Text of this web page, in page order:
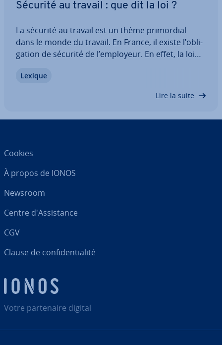
Sécurité au travail : que dit la loi ?
La sécurité au travail est un thème pri­mor­dial
dans le monde du travail. En France, il existe l’obli­
ga­tion de sécurité de l’employeur. En effet, la loi
aux­quelles les em­ployeurs doivent se soumettre.
Lexique
Lire la suite
Votre par­te­naire digital
Cookies
À propos de IONOS
Newsroom
Centre d'As­sis­tance
CGV
Clause de con­fi­den­tia­lité